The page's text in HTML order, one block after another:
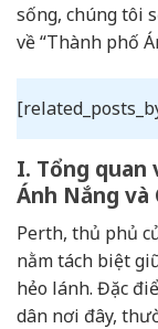
sống, chúng tôi
về “Thành phố
I. Tổng quan
Ánh Nắng và
Perth, thủ phủ
nằm tách biệt
hẻo lánh. Đặc
dân nơi đây,